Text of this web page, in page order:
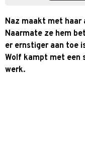
Naz maakt met haar
Naarmate ze hem
er ernstiger aan toe
Wolf kampt met een
werk.